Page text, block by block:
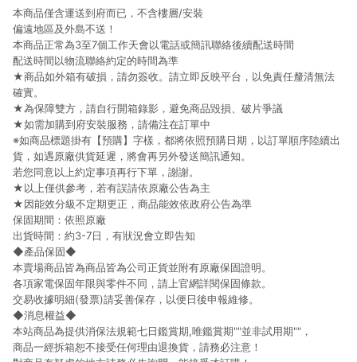
本商品僅含運送到府而已，不含樓層/安裝
偏遠地區及外島不送！
本商品正常為3至7個工作天會以電話或簡訊聯絡後續配送時間
配送時間以物流聯絡約定的時間為準
★商品如外箱有破損，請勿簽收。請立即反映平台，以免責任釐清無法
確實。
★為保障雙方，請自行開箱錄影，避免商品毀損、破片爭議
★如需加購到府安裝服務，請備注在訂單中
※如商品標題掛有【預購】字樣，都將依照預購日期，以訂單順序陸續出
貨，如遇原廠供貨延遲，將會再另外發送簡訊通知。
若您同意以上約定事項再行下單，謝謝。
★以上僅供參考，若有誤請依原廠公告為主
★因能效分級不定期更正，商品能效依政府公告為準
保固期間：依照原廠
出貨時間：約3-7日，有狀況會立即告知
◆產品保固◆
本賣場商品皆為商品皆為公司正貨並附有原廠保固證明。
各項家電保固年限與零件不同，請上官網詳閱保固條款。
交易收據明細(發票)請妥善保存，以便日後申報維修。
◆消息權益◆
本站商品為提供消保法規範七日鑑賞期,唯鑑賞期""並非試用期""，
商品一經拆箱恕不接受任何理由退換貨，請務必注意！